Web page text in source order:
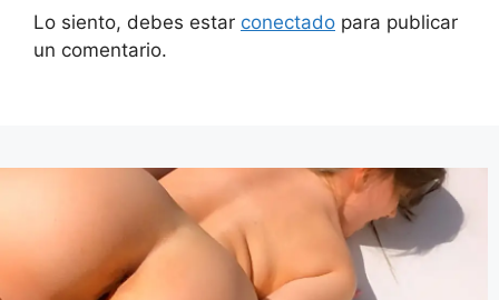
Lo siento, debes estar conectado para publicar
un comentario.